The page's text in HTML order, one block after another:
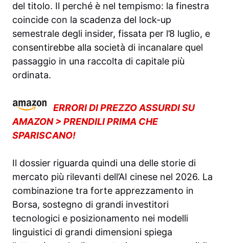
del titolo. Il perché è nel tempismo: la finestra
coincide con la scadenza del lock-up
semestrale degli insider, fissata per l’8 luglio, e
consentirebbe alla società di incanalare quel
passaggio in una raccolta di capitale più
ordinata.
ERRORI DI PREZZO ASSURDI SU
AMAZON > PRENDILI PRIMA CHE
SPARISCANO!
Il dossier riguarda quindi una delle storie di
mercato più rilevanti dell’AI cinese nel 2026. La
combinazione tra forte apprezzamento in
Borsa, sostegno di grandi investitori
tecnologici e posizionamento nei modelli
linguistici di grandi dimensioni spiega